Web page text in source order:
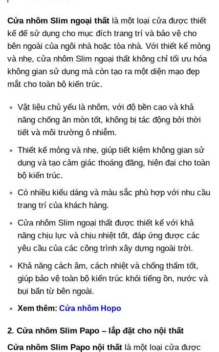
Cửa nhôm Slim ngoại thất là một loại cửa được thiết
kế để sử dụng cho mục đích trang trí và bảo vệ cho
bên ngoài của ngôi nhà hoặc tòa nhà. Với thiết kế mỏng
và nhẹ, cửa nhôm Slim ngoại thất không chỉ tối ưu hóa
không gian sử dụng mà còn tạo ra một diện mạo đẹp
mắt cho toàn bộ kiến trúc.
Vật liệu chủ yếu là nhôm, với độ bền cao và khả
năng chống ăn mòn tốt, không bị tác động bởi thời
tiết và môi trường ô nhiễm.
Thiết kế mỏng và nhẹ, giúp tiết kiệm không gian sử
dụng và tạo cảm giác thoáng đãng, hiện đại cho toàn
bộ kiến trúc.
Có nhiều kiểu dáng và màu sắc phù hợp với nhu cầu
trang trí của khách hàng.
Cửa nhôm Slim ngoại thất được thiết kế với khả
năng chịu lực và chịu nhiệt tốt, đáp ứng được các
yêu cầu của các công trình xây dựng ngoài trời.
Khả năng cách âm, cách nhiệt và chống thấm tốt,
giúp bảo vệ toàn bộ kiến trúc khỏi tiếng ồn, nước và
bụi bẩn từ bên ngoài.
Xem thêm: Cửa nhôm Hopo
2. Cửa nhôm Slim Papo – lắp đặt cho nội thất
Cửa nhôm Slim Papo nội thất là một loại cửa được